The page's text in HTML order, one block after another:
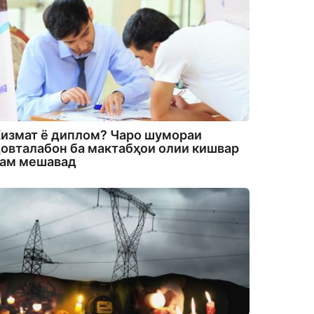
ё диплом? Чаро шумораи
ба мактабҳои олии кишвар
мешавад